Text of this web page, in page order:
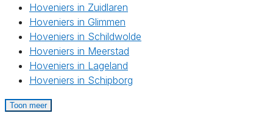
Hoveniers in Zuidlaren
Hoveniers in Glimmen
Hoveniers in Schildwolde
Hoveniers in Meerstad
Hoveniers in Lageland
Hoveniers in Schipborg
Toon meer